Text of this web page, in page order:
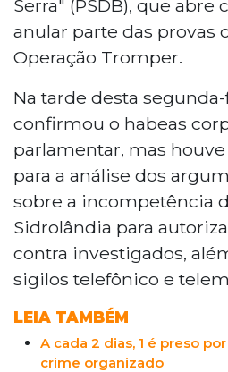
Serra" (PSDB), que abre
anular parte das provas
Operação Tromper.
Na tarde desta segunda-
confirmou o habeas
parlamentar, mas
para a análise dos
sobre a incompetência
Sidrolândia para
contra investigados,
sigilos telefônico e
LEIA TAMBÉM
A cada 2 dias, 1 é preso
crime organizado